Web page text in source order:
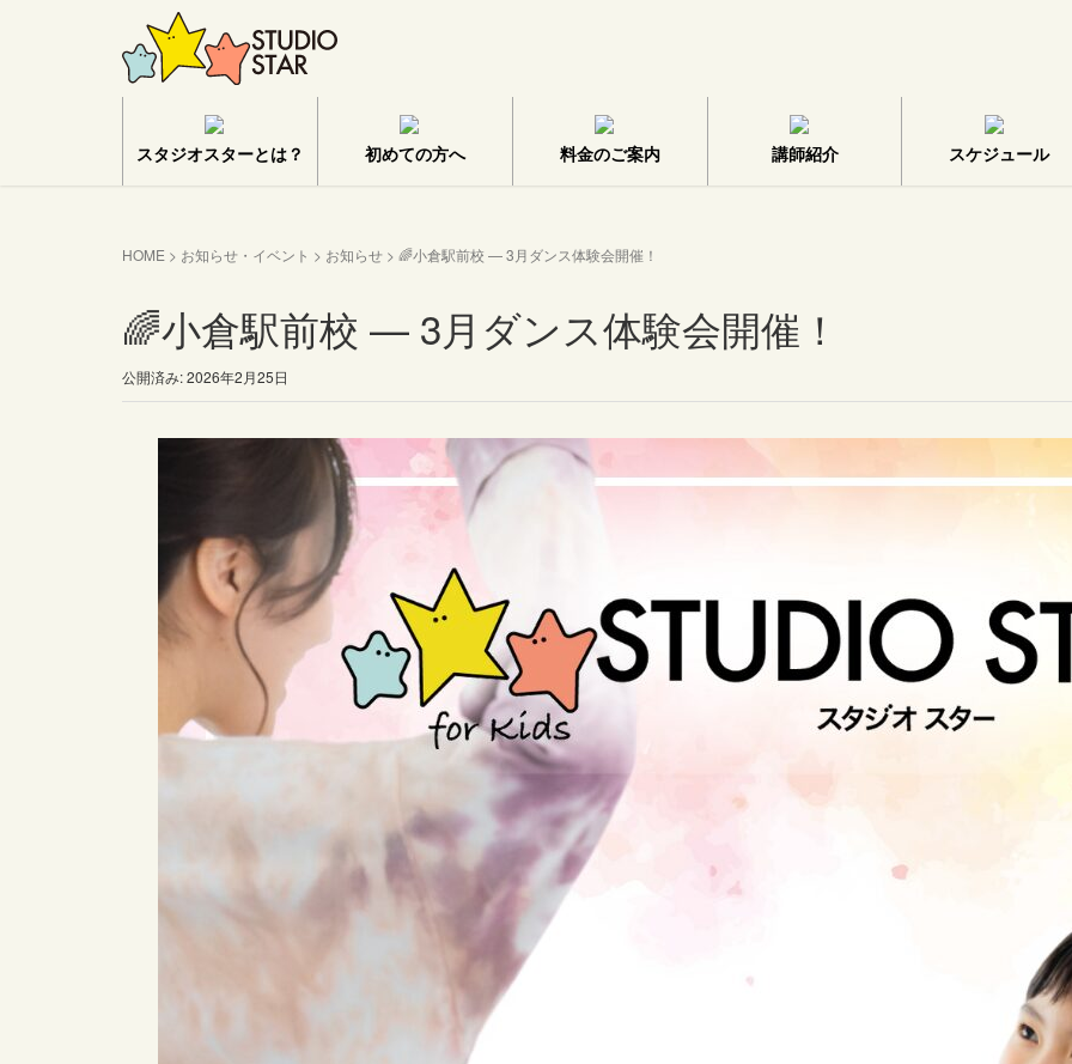
スタジオスターとは？ 初めての方へ 料金のご案内 講師紹介 スケジュール
HOME > お知らせ・イベント > お知らせ > 🌈小倉駅前校 — 3月ダンス体験会開催！
🌈小倉駅前校 — 3月ダンス体験会開催！
公開済み: 2026年2月25日